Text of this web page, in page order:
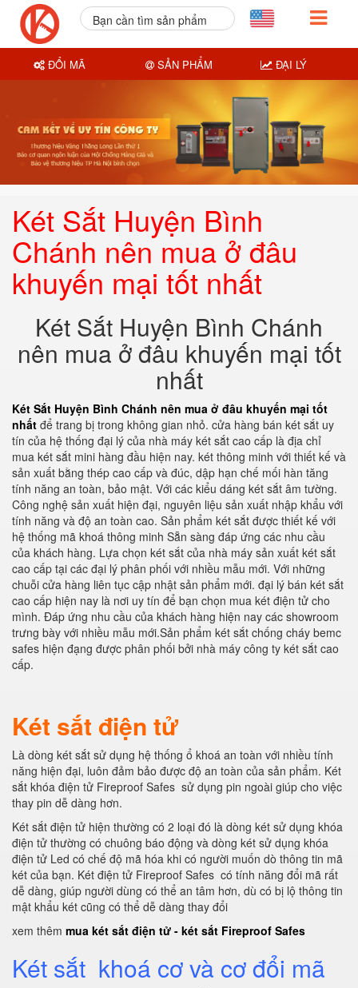
Két Sắt Huyện Bình
Chánh nên mua ở đâu
khuyến mại tốt nhất
Két Sắt Huyện Bình Chánh
nên mua ở đâu khuyến mại tốt
nhất
Két Sắt Huyện Bình Chánh nên mua ở đâu khuyến mại tốt
nhất để trang bị trong không gian nhỏ. cửa hàng bán két sắt uy
tín của hệ thống đại lý của nhà máy két sắt cao cấp là địa chỉ
mua két sắt mini hàng đầu hiện nay. két thông minh với thiết kế và
sản xuất bằng thép cao cấp và đúc, dập hạn chế mối hàn tăng
tính năng an toàn, bảo mật. Với các kiểu dáng két sắt âm tường.
Công nghệ sản xuất hiện đại, nguyên liệu sản xuất nhập khẩu với
tính năng và độ an toàn cao. Sản phẩm két sắt được thiết kế với
hệ thống mã khoá thông minh Sẵn sàng đáp ứng các nhu cầu
của khách hàng. Lựa chọn két sắt của nhà máy sản xuất két sắt
cao cấp tại các đại lý phân phối với nhiều mẫu mới. Với những
chuỗi cửa hàng liên tục cập nhật sản phẩm mới. đại lý bán két sắt
cao cấp hiện nay là nơi uy tín để bạn chọn mua két điện tử cho
mình. Đáp ứng nhu cầu của khách hàng hiện nay các showroom
trưng bày với nhiều mẫu mới.Sản phẩm két sắt chống cháy bemc
safes hiện đạng được phân phối bởi nhà máy công ty két sắt cao
cấp.
Két sắt điện tử
Là dòng két sắt sử dụng hệ thống ổ khoá an toàn với nhiều tính
năng hiện đại, luôn đảm bảo được độ an toàn của sản phẩm. Két
sắt khóa điện tử Fireproof Safes sử dụng pin ngoài giúp cho việc
thay pin dễ dàng hơn.
Két sắt điện tử hiện thường có 2 loại đó là dòng két sử dụng khóa
điện tử thường có chuông báo động và dòng két sử dụng khóa
điện tử Led có chế độ mã hóa khi có người muốn dò thông tin mã
két của bạn. Két điện tử Fireproof Safes có tính năng đổi mã rất
dễ dàng, giúp người dùng có thể an tâm hơn, dù có bị lộ thông tin
mật khẩu két cũng có thể dễ dàng thay đổi
xem thêm mua két sắt điện tử - két sắt Fireproof Safes
Két sắt khoá cơ và cơ đổi mã
Bạn cần tìm sản phẩm
ĐỔI MÃ SẢN PHẨM ĐẠI LÝ